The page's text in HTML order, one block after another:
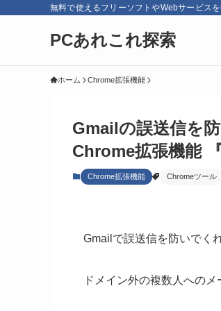
無料で使えるフリーソフトやWebサービス
PCあれこれ探索
ホーム Chrome拡張機能
Gmailの誤送信を
Chrome拡張機能
Chrome拡張機能 Chromeツール
Gmailで誤送信を防いでく
ドメイン外の複数人への